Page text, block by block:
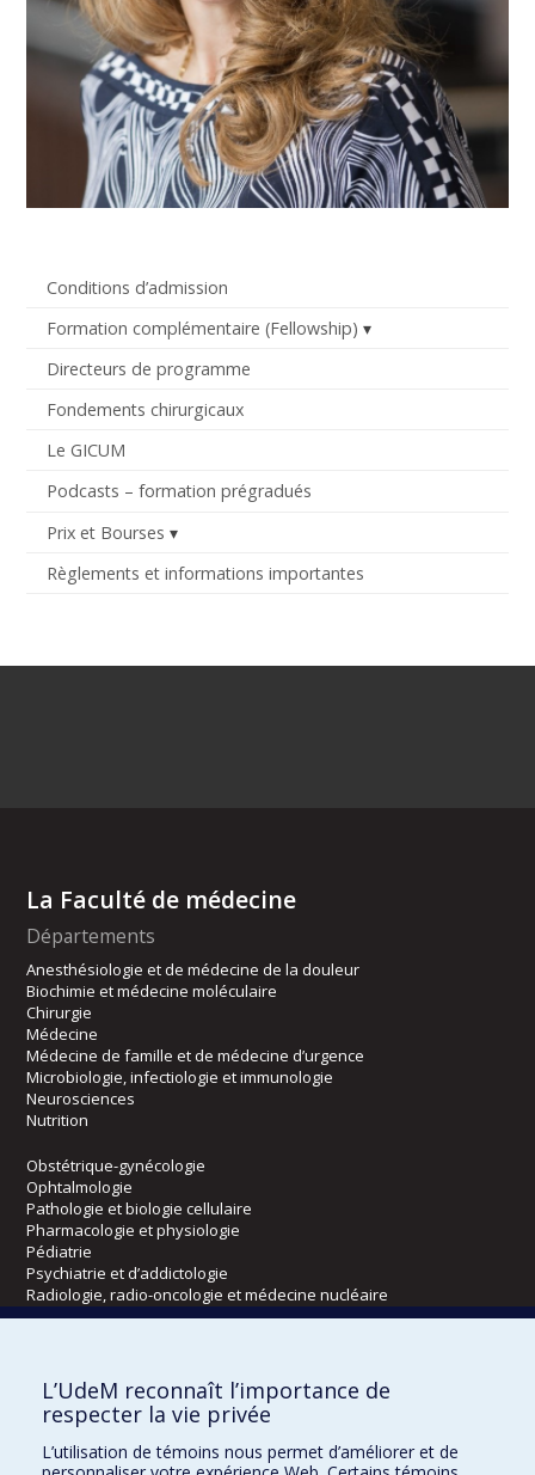
Conditions d’admission
Formation complémentaire (Fellowship)
Directeurs de programme
Fondements chirurgicaux
Le GICUM
Podcasts – formation prégradués
Prix et Bourses
Règlements et informations importantes
La Faculté de médecine
Départements
Anesthésiologie et de médecine de la douleur
Biochimie et médecine moléculaire
Chirurgie
Médecine
Médecine de famille et de médecine d’urgence
Microbiologie, infectiologie et immunologie
Neurosciences
Nutrition
Obstétrique-gynécologie
Ophtalmologie
Pathologie et biologie cellulaire
Pharmacologie et physiologie
Pédiatrie
Psychiatrie et d’addictologie
Radiologie, radio-oncologie et médecine nucléaire
Kinésiologie et des sciences de l’activité physique
Orthophonie et audiologie
Réadaptation
L’UdeM reconnaît l’importance de
respecter la vie privée
L’utilisation de témoins nous permet d’améliorer et de